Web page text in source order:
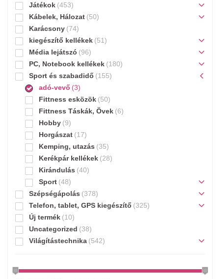
Játékok (453)
Kábelek, Hálozat (50)
Karácsony (74)
kiegészítő kellékek (51)
Média lejátszó (96)
PC, Notebook kellékek (180)
Sport és szabadidő (155)
adó-vevő (3)
Fittness esközök (50)
Fittness Táskák, Övek (6)
Hobby (9)
Horgászat (17)
Kemping, utazás (35)
Kerékpár kellékek (28)
Kirándulás (40)
Sport (48)
Szépségápolás (378)
Telefon, tablet, GPS kiegészítő (325)
Új termék (10)
Uncategorized (38)
Világítástechnika (542)